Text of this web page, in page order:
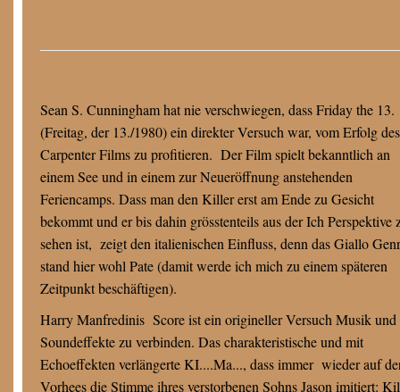
Sean S. Cunningham hat nie verschwiegen, dass Friday the 13.
(Freitag, der 13./1980) ein direkter Versuch war, vom Erfolg des
Carpenter Films zu profitieren. Der Film spielt bekanntlich an
einem See und in einem zur Neueröffnung anstehenden
Feriencamps. Dass man den Killer erst am Ende zu Gesicht
bekommt und er bis dahin grösstenteils aus der Ich Perspektive
sehen ist, zeigt den italienischen Einfluss, denn das Giallo
stand hier wohl Pate (damit werde ich mich zu einem späteren
Zeitpunkt beschäftigen).
Harry Manfredinis Score ist ein origineller Versuch Musik und
Soundeffekte zu verbinden. Das charakteristische und mit
Echoeffekten verlängerte KI....Ma..., dass immer wieder auf
Vorhees die Stimme ihres verstorbenen Sohns Jason imitiert: